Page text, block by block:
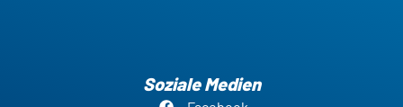
Soziale Medien